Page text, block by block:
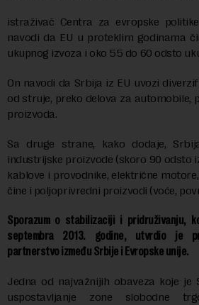
istraživač Centra za evropske politike
navodi da EU u proteklim godinama
ukupnog izvoza i oko 55 do 60 odsto
On navodi da Srbija iz EU uvozi
od struje, preko delova za automobile,
proizvoda.
Sa druge strane, kako dodaje,
industrijske proizvode (skoro 90 odsto
kablove i provodnike, električne
čine i poljoprivredni proizvodi (voće,
Sporazum o stabilizaciji i pridruživanju,
septembra 2013. godine, utvrdio je
partnerstvo između Srbije i Evropske unije.
Jedna od najvažnijih obaveza koje je
uspostavljanje zone slobodne